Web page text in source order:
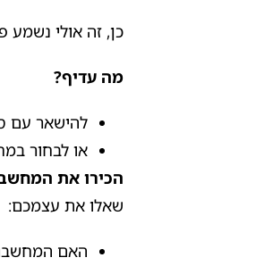
כן, זה אולי נשמע
מה עדיף?
להישאר עם
או לבחור
הכירו את
שאלו את עצמכם:
האם